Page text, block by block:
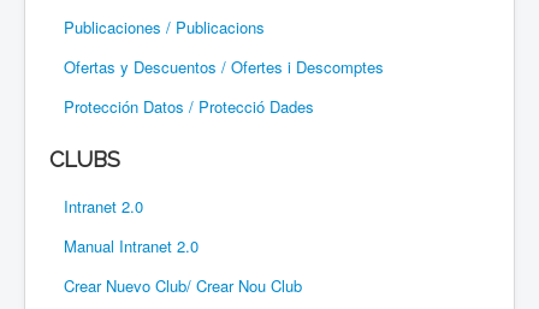
Publicaciones / Publicacions
Ofertas y Descuentos / Ofertes i Descomptes
Protección Datos / Protecció Dades
CLUBS
Intranet 2.0
Manual Intranet 2.0
Crear Nuevo Club/ Crear Nou Club